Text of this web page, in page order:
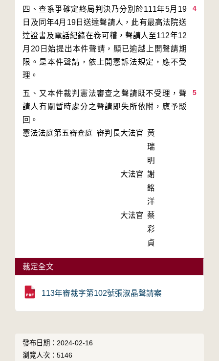
4
四、查系爭確定終局判決乃分別於111年5月19
日及同年4月19日送達聲請人，此有最高法院送
達證書及電話紀錄在卷可稽，聲請人至112年12
月20日始提出本件聲請，顯已逾越上開聲請期
限。是本件聲請，依上開憲訴法規定，應不受
5
五、又本件裁判憲法審查之聲請既不受理，聲
請人有關暫時處分之聲請即失所依附，應予駁
回。
憲法法庭第五審查庭 審判長大法官 黃
瑞
明
大法官 謝
銘
洋
大法官 蔡
彩
貞
裁定全文
113年審裁字第102號張淑晶聲請案
發布日期：2024-02-16
瀏覽人次：5146